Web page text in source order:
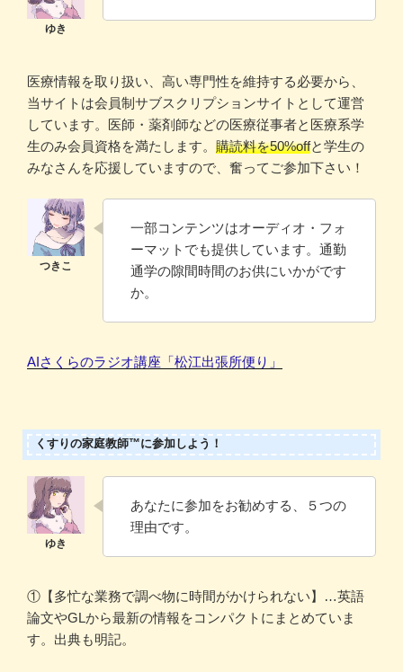
医療情報を取り扱い、高い専門性を維持する必要から、
当サイトは会員制サブスクリプションサイトとして運営
しています。医師・薬剤師などの医療従事者と医療系学
生のみ会員資格を満たします。 購読料を50%offと学生の
みなさんを応援していますので、奮ってご参加下さい！
一部コンテンツはオーディオ・フォ
ーマットでも提供しています。通勤
通学の隙間時間のお供にいかがです
か。
AIさくらのラジオ講座「松江出張所便り」
くすりの家庭教師™に参加しよう！
あなたに参加をお勧めする、５つの
理由です。
①【多忙な業務で調べ物に時間がかけられない】…英語
論文やGLから最新の情報をコンパクトにまとめていま
す。出典も明記。